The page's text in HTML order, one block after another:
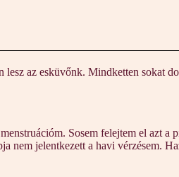
az esküvőnk. Mindketten sokat
Sosem felejtem el azt
nem jelentkezett a havi vérzésem.